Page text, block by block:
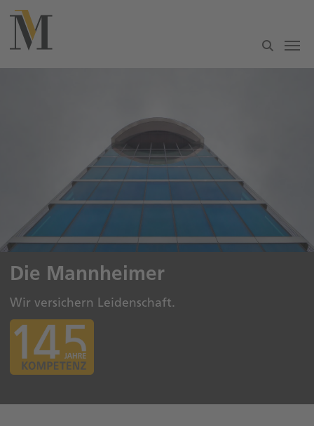
Zum Hauptinhalt springen
Die Mannheimer
Wir versichern Leidenschaft.